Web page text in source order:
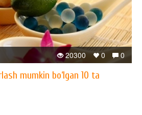
0
0
20300
mumkin bo‘lgan 10 ta